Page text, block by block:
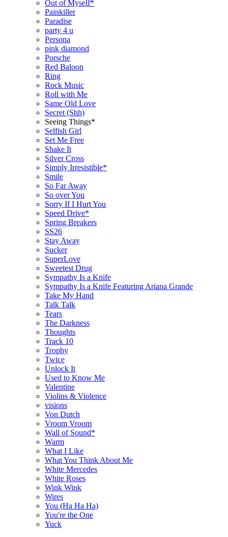
Out of Myself*
Painkiller
Paradise
party 4 u
Persona
pink diamond
Porsche
Red Baloon
Ring
Rock Music
Roll with Me
Same Old Love
Secret (Shh)
Seeing Things*
Selfish Girl
Set Me Free
Shake It
Silver Cross
Simply Irresistible*
Smile
So Far Away
So over You
Sorry If I Hurt You
Speed Drive*
Spring Breakers
SS26
Stay Away
Sucker
SuperLove
Sweetest Drug
Sympathy Is a Knife
Sympathy Is a Knife Featuring Ariana Grande
Take My Hand
Talk Talk
Tears
The Darkness
Thoughts
Track 10
Trophy
Twice
Unlock It
Used to Know Me
Valentine
Violins & Violence
visions
Von Dutch
Vroom Vroom
Wall of Sound*
Warm
What I Like
What You Think About Me
White Mercedes
White Roses
Wink Wink
Wires
You (Ha Ha Ha)
You're the One
Yuck